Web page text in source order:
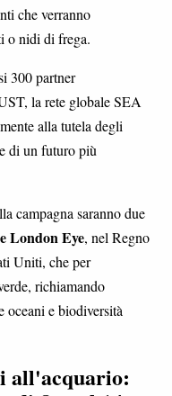
che verranno
o nidi di frega.
300 partner
la rete globale SEA
alla tutela degli
di un futuro più
campagna saranno due
London Eye, nel Regno
Uniti, che per
richiamando
oceani e biodiversità
all'acquario: